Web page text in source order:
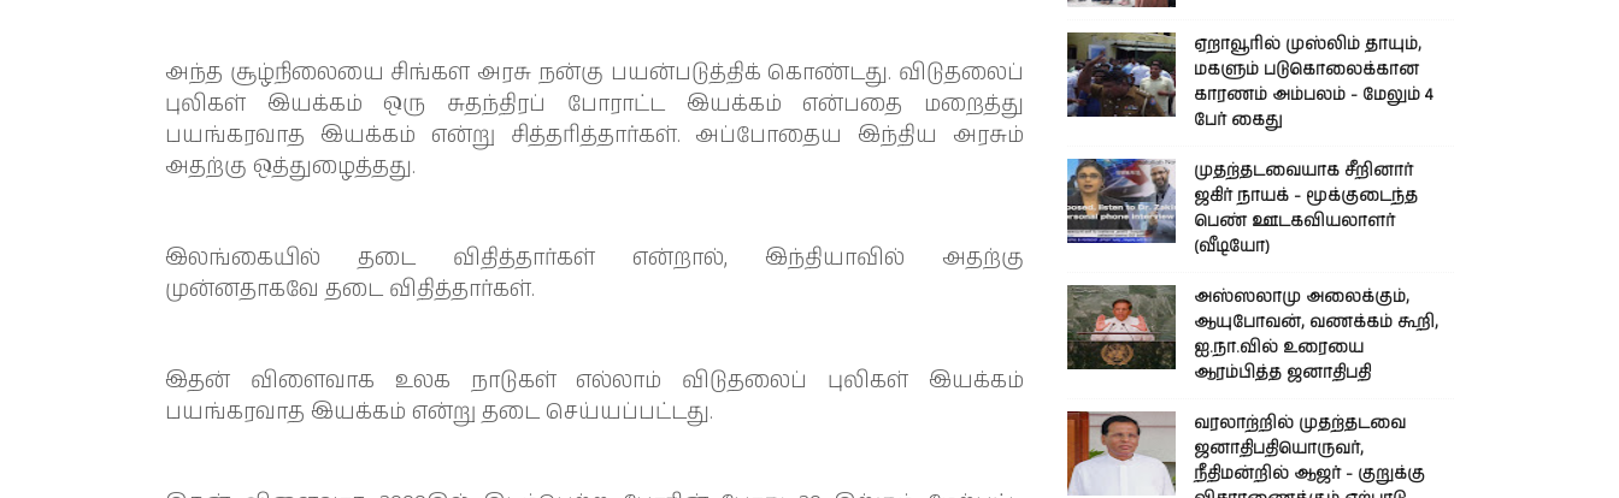
அந்த சூழ்நிலையை சிங்கள அரசு நன்கு பயன்படுத்திக் கொண்டது. விடுதலைப்
புலிகள் இயக்கம் ஒரு சுதந்திரப் போராட்ட இயக்கம் என்பதை மறைத்து
பயங்கரவாத இயக்கம் என்று சித்தரித்தார்கள். அப்போதைய இந்திய அரசும்
அதற்கு ஒத்துழைத்தது.
இலங்கையில் தடை விதித்தார்கள் என்றால், இந்தியாவில் அதற்கு
முன்னதாகவே தடை விதித்தார்கள்.
இதன் விளைவாக உலக நாடுகள் எல்லாம் விடுதலைப் புலிகள் இயக்கம்
பயங்கரவாத இயக்கம் என்று தடை செய்யப்பட்டது.
ஏறாவூரில் முஸ்லிம் தாயும்,
மகளும் படுகொலைக்கான
காரணம் அம்பலம் - மேலும் 4
பேர் கைது
முதற்தடவையாக சீறினார்
ஜகிர் நாயக் - மூக்குடைந்த
பெண் ஊடகவியலாளர்
(வீடியோ)
அஸ்ஸலாமு அலைக்கும்,
ஆயுபோவன், வணக்கம் கூறி,
ஐ.நா.வில் உரையை
ஆரம்பித்த ஜனாதிபதி
வரலாற்றில் முதற்தடவை
ஜனாதிபதியொருவர்,
நீதிமன்றில் ஆஜர் - குறுக்கு